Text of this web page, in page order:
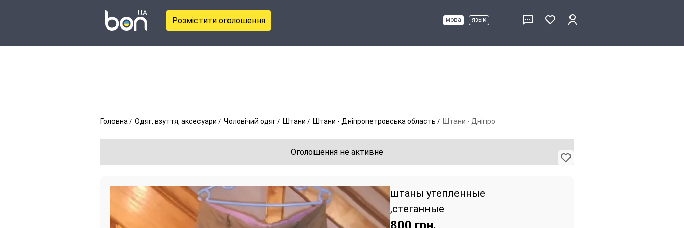
Розмістити оголошення мова язык
Головна Одяг, взуття, аксесуари Чоловічий одяг Штани Штани - Дніпропетровська область Штани - Дніпро
Оголошення не активне
штаны утепленные
,стеганные